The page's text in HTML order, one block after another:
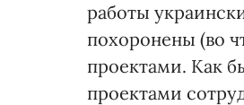
работы
похоронены (во
проектами. Как
проектами